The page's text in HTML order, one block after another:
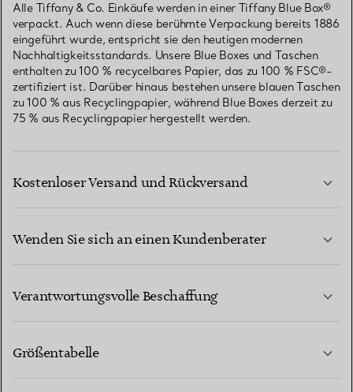
Alle Tiffany & Co. Einkäufe werden in einer Tiffany Blue Box®
verpackt. Auch wenn diese berühmte Verpackung bereits 1886
eingeführt wurde, entspricht sie den heutigen modernen
Nachhaltigkeitsstandards. Unsere Blue Boxes und Taschen
enthalten zu 100 % recycelbares Papier, das zu 100 % FSC®-
zertifiziert ist. Darüber hinaus bestehen unsere blauen Taschen
zu 100 % aus Recyclingpapier, während Blue Boxes derzeit zu
75 % aus Recyclingpapier hergestellt werden.
Kostenloser Versand und Rückversand
Wenden Sie sich an einen Kundenberater
Verantwortungsvolle Beschaffung
Größentabelle